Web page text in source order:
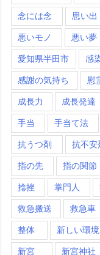
念には念 思い出
悪いモノ 悪い夢
愛知県半田市 感
感謝の気持ち 慰
成長力 成長発達
手当 手当て法
抗うつ剤 抗不安
指の先 指の関節
捻挫 掌門人
救急搬送 救急車
整体 新しい環境
新宮 新宮神社